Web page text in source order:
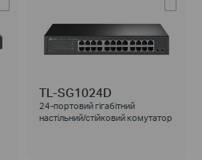
TL-SG1024D
24-портовий гігабітний
настільний/стійковий комутатор